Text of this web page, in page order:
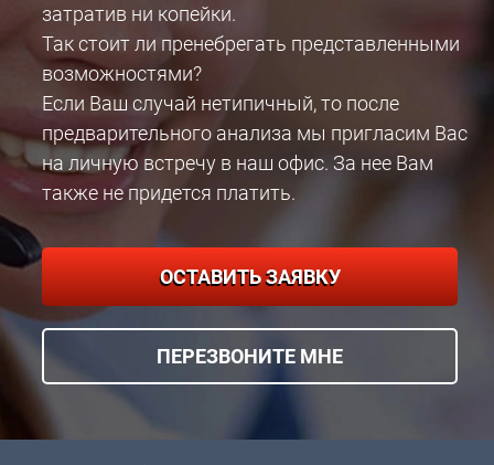
затратив ни копейки.
Так стоит ли пренебрегать представленными
возможностями?
Если Ваш случай нетипичный, то после
предварительного анализа мы пригласим Вас
на личную встречу в наш офис. За нее Вам
также не придется платить.
ОСТАВИТЬ ЗАЯВКУ
ПЕРЕЗВОНИТЕ МНЕ